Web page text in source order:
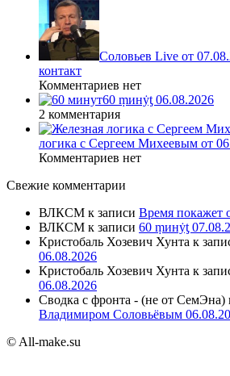
Соловьев Live от
контакт
Комментариев нет
60 ṃинẏƫ 06.08.2026
2 комментария
логика с Сергеем Михеевым от
Комментариев нет
Свежие комментарии
ВЛКСМ к записи Время покажет
ВЛКСМ к записи 60 ṃинẏƫ
Кристобаль Хозевич Хунта к
06.08.2026
Кристобаль Хозевич Хунта к
06.08.2026
Сводка с фронта - (не от СемЭна)
Владимиром Соловьёвым
© All-make.su